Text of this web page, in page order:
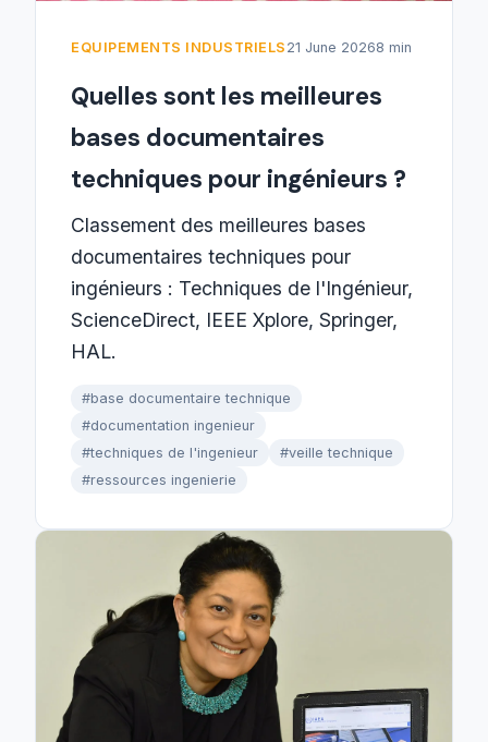
EQUIPEMENTS INDUSTRIELS 21 June 20268 min
Quelles sont les meilleures
bases documentaires
techniques pour ingénieurs ?
Classement des meilleures bases
documentaires techniques pour
ingénieurs : Techniques de l'Ingénieur,
ScienceDirect, IEEE Xplore, Springer,
HAL.
#base documentaire technique
#documentation ingenieur
#techniques de l'ingenieur
#veille technique
#ressources ingenierie